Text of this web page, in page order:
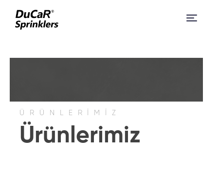
ÜRÜNLERİMİZ
Ürünlerimiz